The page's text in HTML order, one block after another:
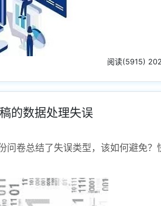
阅读(5915)
的数据处理失误
卷总结了失误类型，该如何避免？